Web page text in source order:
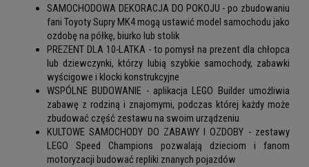
SAMOCHODOWA DEKORACJA DO POKOJU - po zbudowaniu
fani Toyoty Supry MK4 mogą ustawić model samochodu jako
ozdobę na półkę, biurko lub stolik
PREZENT DLA 10-LATKA - to pomysł na prezent dla chłopca
lub dziewczynki, którzy lubią szybkie samochody, zabawki
wyścigowe i klocki konstrukcyjne
WSPÓLNE BUDOWANIE - aplikacja LEGO Builder umożliwia
zabawę z rodziną i znajomymi, podczas której każdy może
zbudować część zestawu na swoim urządzeniu
KULTOWE SAMOCHODY DO ZABAWY I OZDOBY - zestawy
LEGO Speed Champions pozwalają dzieciom i fanom
motoryzacji budować repliki znanych pojazdów